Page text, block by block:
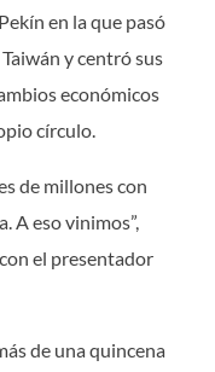
en la que pasó
y centró sus
económicos
círculo.
de millones con
A eso vinimos”,
el presentador
de una quincena